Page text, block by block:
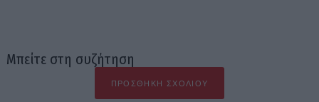
Μπείτε στη συζήτηση
ΠΡΟΣΘΉΚΗ ΣΧΟΛΊΟΥ